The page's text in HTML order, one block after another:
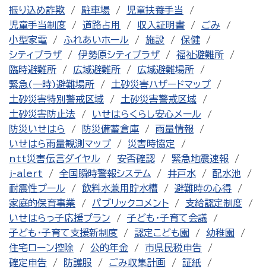
振り込め詐欺 駐車場
児童扶養手当
児童手当制度
道路占用 収入証明書
ごみ
小型家電
ふれあいホール 施設
保健
シティプラザ
伊勢原シティプラザ
福祉避難所
臨時避難所
広域避難所
広域避難場所
緊急(一時)避難場所
土砂災害ハザードマップ
土砂災害特別警戒区域
土砂災害警戒区域
土砂災害防止法
いせはらくらし安心メール
防災いせはら
防災備蓄倉庫
雨量情報
いせはら雨量観測マップ
災害時協定
ntt災害伝言ダイヤル
安否確認
緊急地震速報
j-alert
全国瞬時警報システム 井戸水
配水池
耐震性プール
飲料水兼用貯水槽
避難時の心得
家庭的保育事業
パブリックコメント
支給認定制度
いせはらっ子応援プラン
子ども・子育て会議
子ども・子育て支援新制度
認定こども園
幼稚園
住宅ローン控除
公的年金
市県民税申告
確定申告
防護服 ごみ収集計画
証紙